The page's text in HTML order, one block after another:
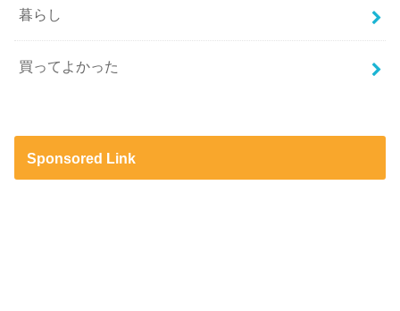
暮らし
買ってよかった
Sponsored Link